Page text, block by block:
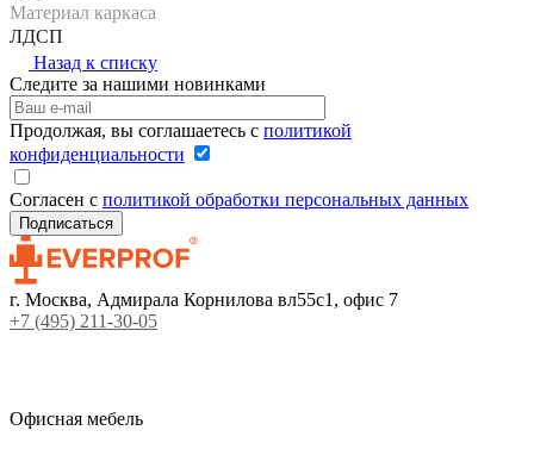
Материал каркаса
ЛДСП
Назад к списку
Следите за нашими новинками
Продолжая, вы соглашаетесь с политикой
конфиденциальности
Согласен с политикой обработки персональных данных
г. Москва, Адмирала Корнилова вл55с1, офис 7
+7 (495) 211-30-05
Офисная мебель